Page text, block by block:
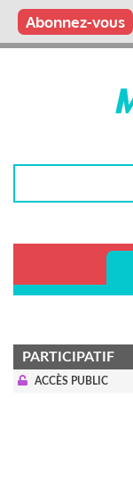
Aller
contenu
Main
Qui sommes nous ?
Vous publiez
Nous publions
Contactez-nous
Abonnez-vous
PARTICIPATIF
ACCÈS PUBLIC